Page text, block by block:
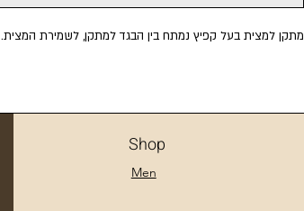
מתקן למצית בעל קפיץ נמתח בין הבגד למתקן, לשמירת המצית.
Shop
Men